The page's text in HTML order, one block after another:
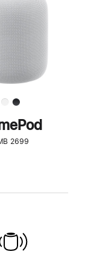
了
解
HomePod<
2699